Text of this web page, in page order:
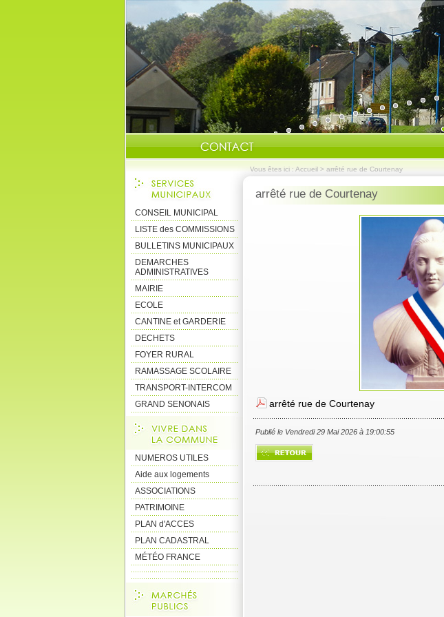
Vous êtes ici : Accueil > arrêté rue de Courtenay
CONSEIL MUNICIPAL
LISTE des COMMISSIONS
BULLETINS MUNICIPAUX
DEMARCHES
ADMINISTRATIVES
MAIRIE
ECOLE
CANTINE et GARDERIE
DECHETS
FOYER RURAL
RAMASSAGE SCOLAIRE
TRANSPORT-INTERCOM
GRAND SENONAIS
NUMEROS UTILES
Aide aux logements
ASSOCIATIONS
PATRIMOINE
PLAN d'ACCES
PLAN CADASTRAL
MÉTÉO FRANCE
arrêté rue de Courtenay
arrêté rue de Courtenay
Publié le Vendredi 29 Mai 2026 à 19:00:55